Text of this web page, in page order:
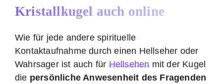
Kristallkugel auch online
Wie für jede andere spirituelle
Kontaktaufnahme durch einen Hellseher oder
Wahrsager ist auch fürHellsehenmit der Kugel
die persönliche Anwesenheit des Fragenden